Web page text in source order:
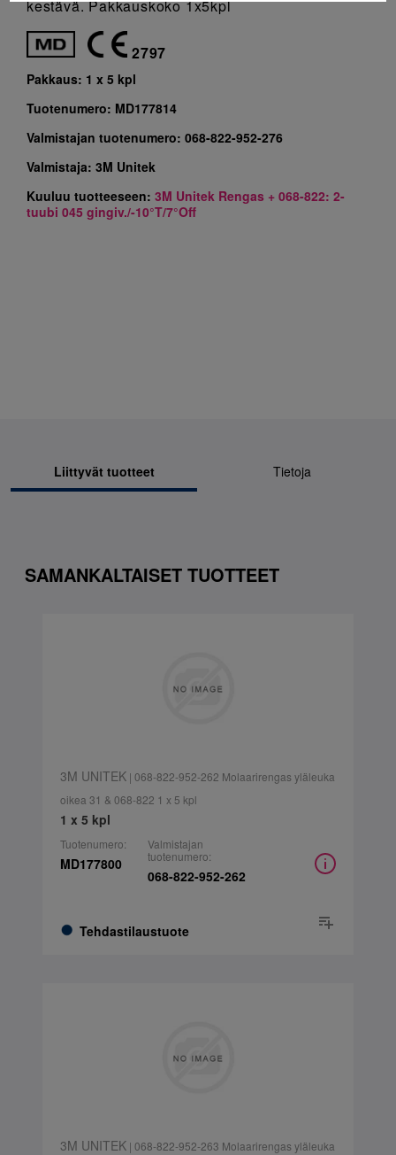
kestävä. Pakkauskoko 1x5kpl
2797
Pakkaus: 1 x 5 kpl
Tuotenumero: MD177814
Valmistajan tuotenumero: 068-822-952-276
Valmistaja: 3M Unitek
Kuuluu tuotteeseen: 3M Unitek Rengas + 068-822: 2-
tuubi 045 gingiv./-10°T/7°Off
Liittyvät tuotteet Tietoja
SAMANKALTAISET TUOTTEET
3M UNITEK| 068-822-952-262 Molaarirengas yläleuka
oikea 31 & 068-822 1 x 5 kpl
1 x 5 kpl
Tuotenumero:
MD177800
Tehdastilaustuote
Valmistajan
tuotenumero:
068-822-952-262
3M UNITEK| 068-822-952-263 Molaarirengas yläleuka